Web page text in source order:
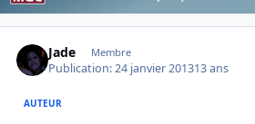
Jade Membre
Publication:24 janvier 201313 ans
AUTEUR